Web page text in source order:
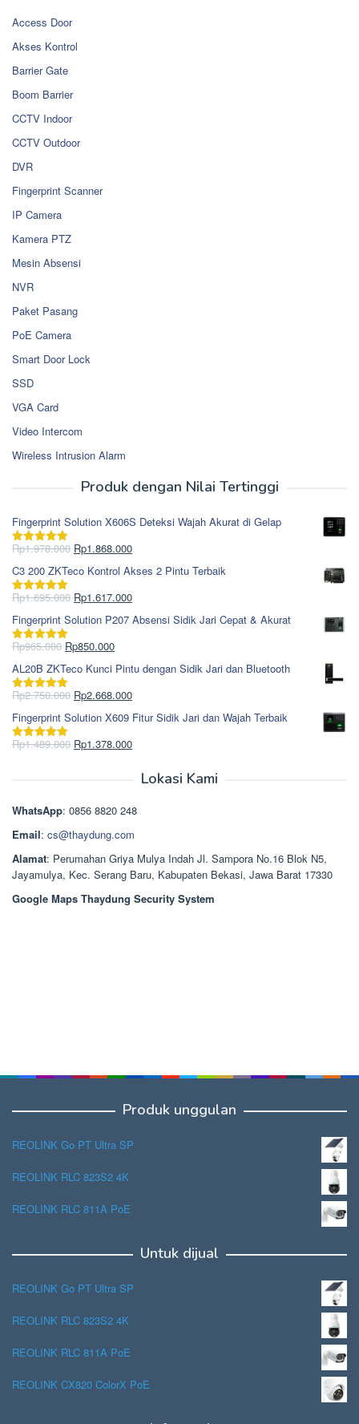
Access Door
Akses Kontrol
Barrier Gate
Boom Barrier
CCTV Indoor
CCTV Outdoor
DVR
Fingerprint Scanner
IP Camera
Kamera PTZ
Mesin Absensi
NVR
Paket Pasang
PoE Camera
Smart Door Lock
SSD
VGA Card
Video Intercom
Wireless Intrusion Alarm
Produk dengan Nilai Tertinggi
Fingerprint Solution X606S Deteksi Wajah Akurat di Gelap
Dinilai5.00
Rp1.978.000 Harga
aslinya
adalah:
Rp1.978.000.
Rp1.868.000Harga
saat
ini
adalah:
C3 200 ZKTeco Kontrol Akses 2 Pintu Terbaik
Dinilai5.00
Rp1.695.000 Harga
aslinya
adalah:
Rp1.695.000.
Rp1.617.000Harga
saat
ini
Fingerprint Solution P207 Absensi Sidik Jari Cepat & Akurat
Dinilai5.00
Rp965.000 Harga
aslinya
adalah:
Rp965.000.
Rp850.000Harga
saat
ini
adalah:
AL20B ZKTeco Kunci Pintu dengan Sidik Jari dan Bluetooth
Dinilai5.00
Rp2.750.000 Harga
aslinya
adalah:
Rp2.750.000.
Rp2.668.000Harga
saat
ini
adalah:
Fingerprint Solution X609 Fitur Sidik Jari dan Wajah Terbaik
Dinilai5.00
Rp1.489.000 Harga
Rp1.378.000Harga
Rp1.378.000.
Lokasi Kami
WhatsApp: 0856 8820 248
Email: cs@thaydung.com
Alamat: Perumahan Griya Mulya Indah Jl. Sampora No.16 Blok N5,
Jayamulya, Kec. Serang Baru, Kabupaten Bekasi, Jawa Barat 17330
Google Maps Thaydung Security System
Produk unggulan
REOLINK Go PT Ultra SP
REOLINK RLC 823S2 4K
REOLINK RLC 811A PoE
Untuk dijual
REOLINK Go PT Ultra SP
REOLINK RLC 823S2 4K
REOLINK RLC 811A PoE
REOLINK CX820 ColorX PoE